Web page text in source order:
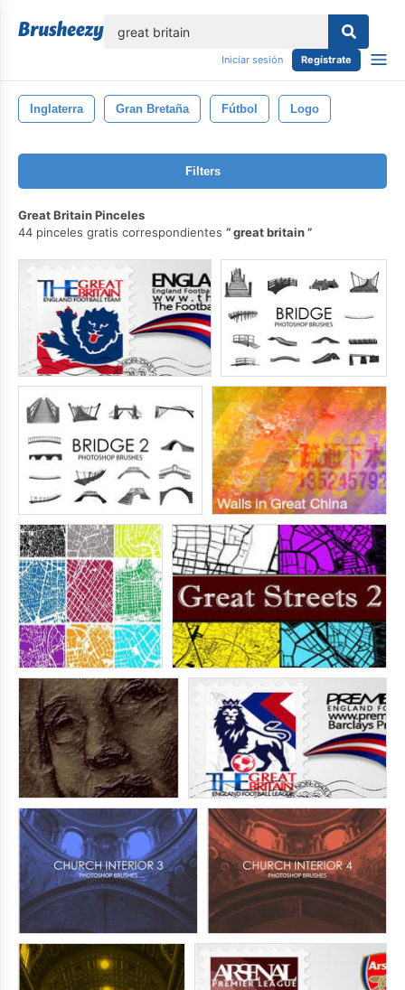
Iniciar sesión Regístrate
Inglaterra Gran Bretaña Fútbol Logo
Filters
Great Britain Pinceles
44 pinceles gratis correspondientes
great britain